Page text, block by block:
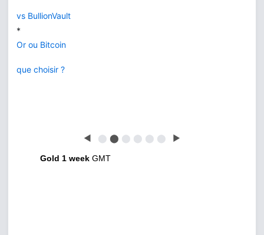
vs BullionVault
*
Or ou Bitcoin
que choisir ?
◀ ⬤ ⬤ ⬤ ⬤ ⬤ ⬤ ▶
Gold 1 week GMT